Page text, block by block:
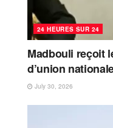
24 HEURES SUR 24
Madbouli reçoit
d’union
July 30, 2026